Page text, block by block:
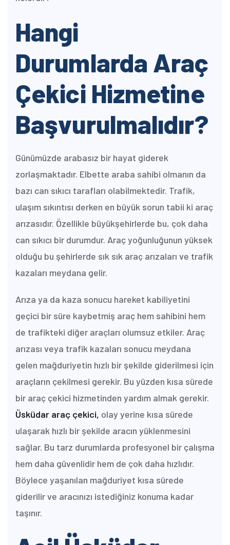
Hangi
Durumlarda Araç
Çekici Hizmetine
Başvurulmalıdır?
Günümüzde arabasız bir hayat giderek
zorlaşmaktadır. Elbette araba sahibi olmanın da
bazı can sıkıcı tarafları olabilmektedir. Trafik,
ulaşım sıkıntısı derken en büyük sorun tabii ki araç
arızasıdır. Özellikle büyükşehirlerde bu, çok daha
can sıkıcı bir durumdur. Araç yoğunluğunun yüksek
olduğu bu şehirlerde sık sık araç arızaları ve trafik
kazaları meydana gelir.
Arıza ya da kaza sonucu hareket kabiliyetini
geçici bir süre kaybetmiş araç hem sahibini hem
de trafikteki diğer araçları olumsuz etkiler. Araç
arızası veya trafik kazaları sonucu meydana
gelen mağduriyetin hızlı bir şekilde giderilmesi için
araçların çekilmesi gerekir. Bu yüzden kısa sürede
bir araç çekici hizmetinden yardım almak gerekir.
Üsküdar araç çekici, olay yerine kısa sürede
ulaşarak hızlı bir şekilde aracın yüklenmesini
sağlar. Bu tarz durumlarda profesyonel bir çalışma
hem daha güvenlidir hem de çok daha hızlıdır.
Böylece yaşanılan mağduriyet kısa sürede
giderilir ve aracınızı istediğiniz konuma kadar
taşınır.